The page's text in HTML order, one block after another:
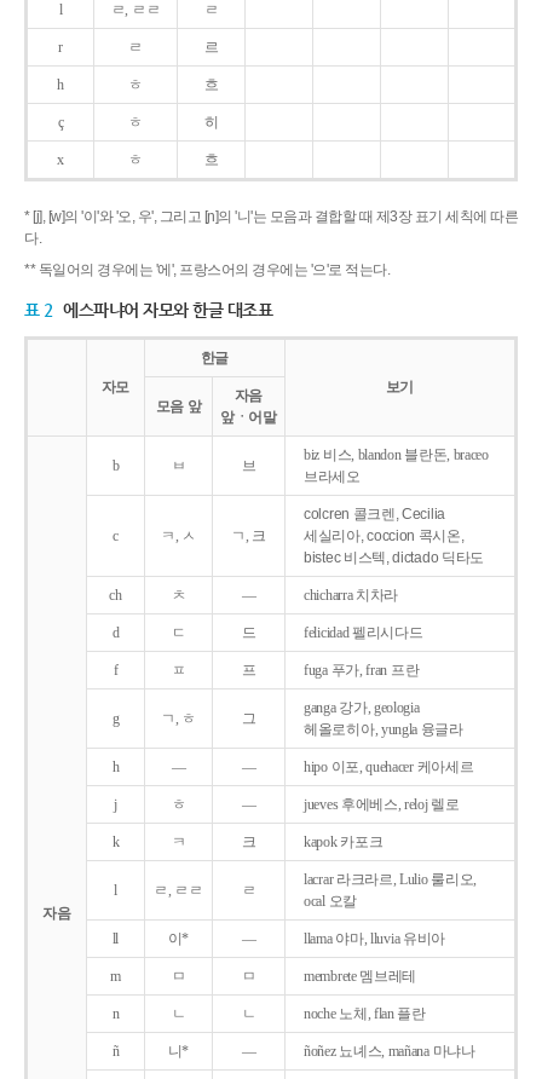
l ㄹ, ㄹㄹ ㄹ
r ㄹ 르
h ㅎ 흐
ç ㅎ 히
x ㅎ 흐
* [j], [w]의 '이'와 '오, 우', 그리고 [ɲ]의 '니'는 모음과 결합할 때 제3장 표기 세칙에 따른
다.
** 독일어의 경우에는 '에', 프랑스어의 경우에는 '으'로 적는다.
표 2 에스파냐어 자모와 한글 대조표
자모
한글
보기
모음 앞
자음
앞ㆍ어말
자음
b ㅂ 브
biz 비스, blandon 블란돈, braceo
브라세오
c ㅋ, ㅅ ㄱ, 크
colcren 콜크렌, Cecilia
세실리아, coccion 콕시온,
bistec 비스텍, dictado 딕타도
ch ㅊ ― chicharra 치차라
d ㄷ 드 felicidad 펠리시다드
f ㅍ 프 fuga 푸가, fran 프란
g ㄱ, ㅎ 그
ganga 강가, geologia
헤올로히아, yungla 융글라
h ― ― hipo 이포, quehacer 케아세르
j ㅎ ― jueves 후에베스, reloj 렐로
k ㅋ 크 kapok 카포크
l ㄹ, ㄹㄹ ㄹ
lacrar 라크라르, Lulio 룰리오,
ocal 오칼
ll 이* ― llama 야마, lluvia 유비아
m ㅁ ㅁ membrete 멤브레테
n ㄴ ㄴ noche 노체, flan 플란
ñ 니* ― ñoñez 뇨녜스, mañana 마냐나